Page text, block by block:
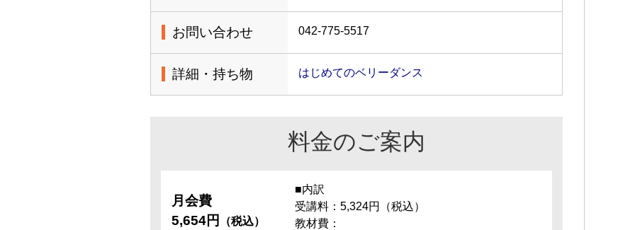
お問い合わせ 042-775-5517
詳細・持ち物 はじめてのベリーダンス
料金のご案内
月会費
5,654円
（税込）
■内訳
受講料：5,324円（税込）
教材費：